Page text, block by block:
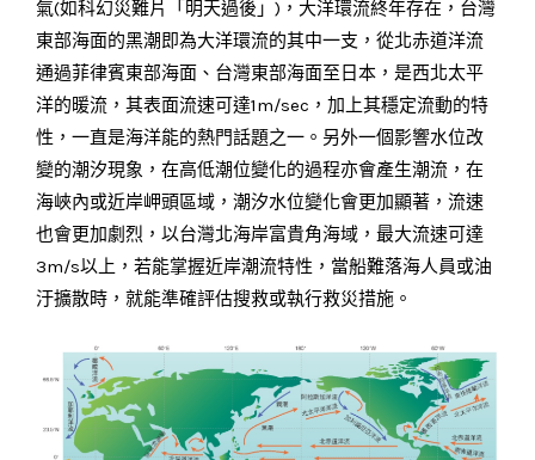
氣(如科幻災難片「明天過後」)，大洋環流終年存在，台灣
東部海面的黑潮即為大洋環流的其中一支，從北赤道洋流
通過菲律賓東部海面、台灣東部海面至日本，是西北太平
洋的暖流，其表面流速可達1m/sec，加上其穩定流動的特
性，一直是海洋能的熱門話題之一。另外一個影響水位改
變的潮汐現象，在高低潮位變化的過程亦會產生潮流，在
海峽內或近岸岬頭區域，潮汐水位變化會更加顯著，流速
也會更加劇烈，以台灣北海岸富貴角海域，最大流速可達
3m/s以上，若能掌握近岸潮流特性，當船難落海人員或油
汙擴散時，就能準確評估搜救或執行救災措施。